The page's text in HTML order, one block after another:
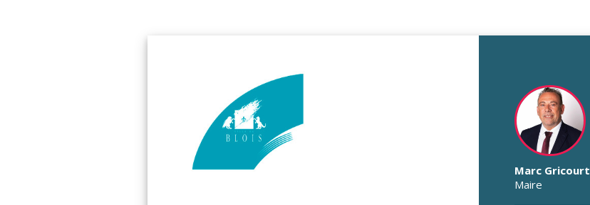
Marc Gricourt
Maire